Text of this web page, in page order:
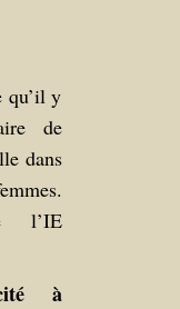
qu’il y
de
dans
l’IE
à